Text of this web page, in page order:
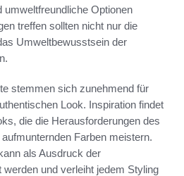
Optionen
treffen sollten nicht nur die
Umweltbewusstsein der
stemmen sich zunehmend für
Look. Inspiration findet
die die Herausforderungen des
Farben meistern.
als Ausdruck der
und verleiht jedem Styling